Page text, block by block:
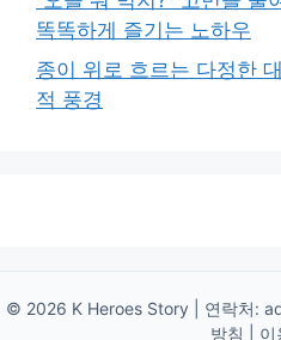
똑똑하게 즐기는 노하우
종이 위로 흐르는 다정한
적 풍경
© 2026 K Heroes Story | 연락처:
방침
이